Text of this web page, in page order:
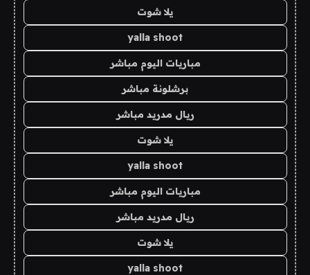
يلا شوت
yalla shoot
مباريات اليوم مباشر
برشلونة مباشر
ريال مدريد مباشر
يلا شوت
yalla shoot
مباريات اليوم مباشر
ريال مدريد مباشر
يلا شوت
yalla shoot